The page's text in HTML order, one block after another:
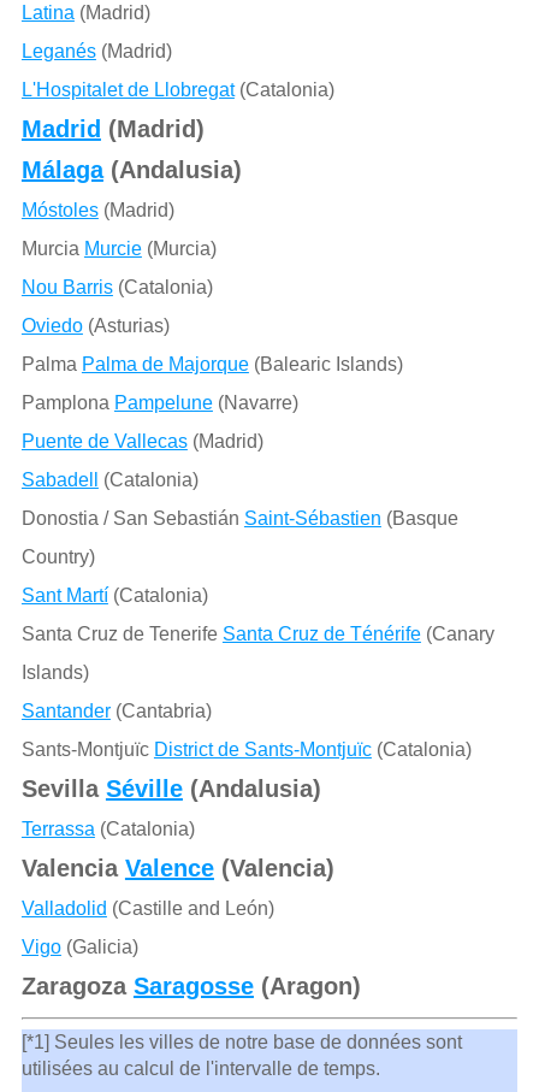
Latina (Madrid)
Leganés(Madrid)
L'Hospitalet de Llobregat(Catalonia)
Madrid (Madrid)
Málaga(Andalusia)
Móstoles(Madrid)
Murcia Murcie(Murcia)
Nou Barris(Catalonia)
Oviedo(Asturias)
Palma Palma de Majorque(Balearic Islands)
Pamplona Pampelune(Navarre)
Puente de Vallecas(Madrid)
Sabadell
(Catalonia)
Donostia / San Sebastián Saint-Sébastien (Basque
Country)
Sant Martí(Catalonia)
Santa Cruz de Tenerife Santa Cruz de Ténérife(Canary
Islands)
Santander(Cantabria)
Sants-Montjuïc District de Sants-Montjuïc(Catalonia)
Sevilla Séville(Andalusia)
Terrassa (Catalonia)
Valencia Valence(Valencia)
Valladolid (Castille and León)
Vigo(Galicia)
Zaragoza Saragosse(Aragon)
[*1] Seules les villes de notre base de données sont
utilisées au calcul de l'intervalle de temps.